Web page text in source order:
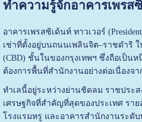
ทำความรู้จักอาคารเพรส
อาคารเพรสซิเด้นท์ ทาวเวอร์
เช่าที่ตั้งอยู่บนถนนเพลินจิต–ราชดำริ ใน
(CBD) ชั้นในของกรุงเทพฯ ซึ่งถือเป็น
ต้องการพื้นที่สำนักงานอย่างต่อเนื่องจ
ทำเลนี้อยู่ระหว่างย่านชิดลม ราชประ
เศรษฐกิจที่สำคัญที่สุดของประเทศ รา
โรงแรมหรู และอาคารสำนักงานระดับ